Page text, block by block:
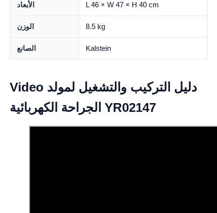
الأبعاد L 46 × W 47 × H 40 cm
الوزن 8.5 kg
الصانع Kalstein
Video دليل التركيب والتشغيل لمولد
الجراحة الكهربائية YR02147